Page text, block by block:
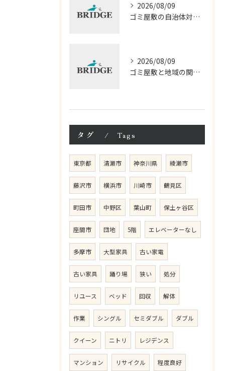
2026/08/09
ゴミ屋敷の自治体対応と神奈川県相模原市で費用を抑える現実的な解決法
2026/08/09
ゴミ屋敷と地域の関係横浜市で片付け費用や行政の対応を徹底解説
タグ Tags
東京都 清瀬市 神奈川県 綾瀬市
藤沢市 横浜市 川崎市 鶴見区
町田市 中野区 葉山町 保土ヶ谷区
座間市 団地 5階 エレベーターなし
多摩市 大型家具 古い家電
古い家具 踊り場 狭い 処分
リユース ベッド 回収 解体
作業 シングル セミダブル ダブル
クイーン ニトリ レジデンス
マンション リサイクル 程度良好